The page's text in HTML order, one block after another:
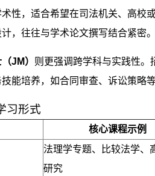
性，适合希望在司法机关、高校
，往往与学术论文撰写结合紧密。
JM） 则更强调跨学科与实践性。
能培养，如合同审查、诉讼策略
习形式
核心课程示例
法理学专题、比较法学、
研究